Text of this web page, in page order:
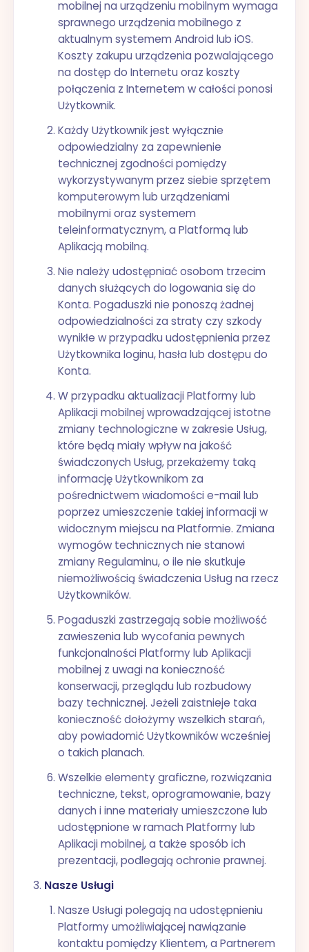
mobilnej na urządzeniu mobilnym wymaga
sprawnego urządzenia mobilnego z
aktualnym systemem Android lub iOS.
Koszty zakupu urządzenia pozwalającego
na dostęp do Internetu oraz koszty
połączenia z Internetem w całości ponosi
Użytkownik.
Każdy Użytkownik jest wyłącznie
odpowiedzialny za zapewnienie
technicznej zgodności pomiędzy
wykorzystywanym przez siebie sprzętem
komputerowym lub urządzeniami
mobilnymi oraz systemem
teleinformatycznym, a Platformą lub
Aplikacją mobilną.
Nie należy udostępniać osobom trzecim
danych służących do logowania się do
Konta. Pogaduszki nie ponoszą żadnej
odpowiedzialności za straty czy szkody
wynikłe w przypadku udostępnienia przez
Użytkownika loginu, hasła lub dostępu do
Konta.
W przypadku aktualizacji Platformy lub
Aplikacji mobilnej wprowadzającej istotne
zmiany technologiczne w zakresie Usług,
które będą miały wpływ na jakość
świadczonych Usług, przekażemy taką
informację Użytkownikom za
pośrednictwem wiadomości e-mail lub
poprzez umieszczenie takiej informacji w
widocznym miejscu na Platformie. Zmiana
wymogów technicznych nie stanowi
zmiany Regulaminu, o ile nie skutkuje
niemożliwością świadczenia Usług na rzecz
Użytkowników.
Pogaduszki zastrzegają sobie możliwość
zawieszenia lub wycofania pewnych
funkcjonalności Platformy lub Aplikacji
mobilnej z uwagi na konieczność
konserwacji, przeglądu lub rozbudowy
bazy technicznej. Jeżeli zaistnieje taka
konieczność dołożymy wszelkich starań,
aby powiadomić Użytkowników wcześniej
o takich planach.
Wszelkie elementy graficzne, rozwiązania
techniczne, tekst, oprogramowanie, bazy
danych i inne materiały umieszczone lub
udostępnione w ramach Platformy lub
Aplikacji mobilnej, a także sposób ich
prezentacji, podlegają ochronie prawnej.
Nasze Usługi
Nasze Usługi polegają na udostępnieniu
Platformy umożliwiającej nawiązanie
kontaktu pomiędzy Klientem, a Partnerem